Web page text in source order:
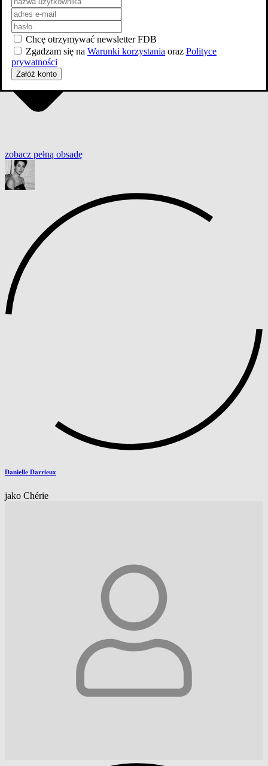
zobacz pełną obsadę
Danielle Darrieux
jako Chérie
Chcę otrzymywać newsletter FDB
Zgadzam się na Warunki korzystania oraz Polityce
prywatności
Załóż konto